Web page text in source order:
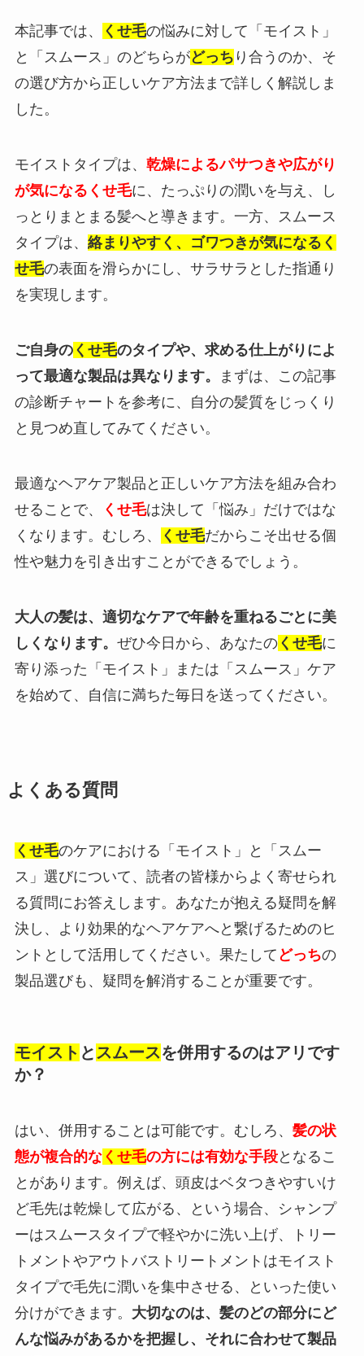
本記事では、 くせ毛の悩みに対して「モイスト」
と「スムース」のどちらがどっち り合うのか、そ
の選び方から正しいケア方法まで詳しく解説しま
した。
モイストタイプは、 乾燥によるパサつきや広がり
が気になるくせ毛に、たっぷりの潤いを与え、し
っとりまとまる髪へと導きます。一方、スムース
タイプは、 絡まりやすく、ゴワつきが気になるく
せ毛の表面を滑らかにし、サラサラとした指通り
を実現します。
ご自身のくせ毛のタイプや、求める仕上がりによ
って最適な製品は異なります。
まずは、この記事
の診断チャートを参考に、自分の髪質をじっくり
と見つめ直してみてください。
最適なヘアケア製品と正しいケア方法を組み合わ
せることで、
くせ毛は決して「悩み」だけではな
くなります。むしろ、
くせ毛だからこそ出せる個
性や魅力を引き出すことができるでしょう。
大人の髪は、適切なケアで年齢を重ねるごとに美
しくなります。 ぜひ今日から、あなたのくせ毛に
寄り添った「モイスト」または「スムース」ケア
を始めて、自信に満ちた毎日を送ってください。
よくある質問
くせ毛のケアにおける「モイスト」と「スムー
ス」選びについて、読者の皆様からよく寄せられ
る質問にお答えします。あなたが抱える疑問を解
決し、より効果的なヘアケアへと繋げるためのヒ
ントとして活用してください。果たして どっちの
製品選びも、疑問を解消することが重要です。
モイスト と スムースを併用するのはアリです
か？
はい、併用することは可能です。むしろ、 髪の状
態が複合的なくせ毛の方には有効な手段となるこ
とがあります。例えば、頭皮はベタつきやすいけ
ど毛先は乾燥して広がる、という場合、シャンプ
ーはスムースタイプで軽やかに洗い上げ、トリー
トメントやアウトバストリートメントはモイスト
タイプで毛先に潤いを集中させる、といった使い
分けができます。 大切なのは、髪のどの部分にど
んな悩みがあるかを把握し、それに合わせて製品